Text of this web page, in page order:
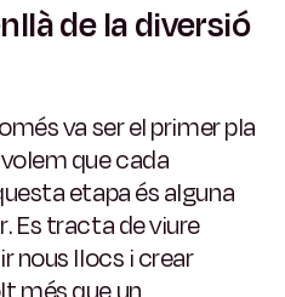
de la diversió
va ser el primer pla
volem que cada
etapa és alguna
Es tracta de viure
nous llocs i crear